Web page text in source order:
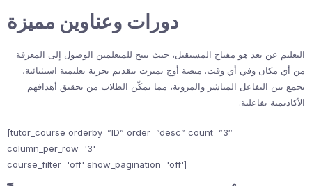
دورات وعناوين مميزة
التعليم عن بعد هو مفتاح المستقبل، حيث يتيح للمتعلمين الوصول إلى المعرفة
من أي مكان وفي أي وقت. منصة أوج تميزت بتقديم تجربة تعليمية استثنائية،
تجمع بين التفاعل المباشر والمرونة، مما يمكّن الطلاب من تحقيق أهدافهم
الأكاديمية بفاعلية.
[tutor_course orderby=”ID” order=”desc” count=”3″
column_per_row='3'
course_filter='off' show_pagination='off']